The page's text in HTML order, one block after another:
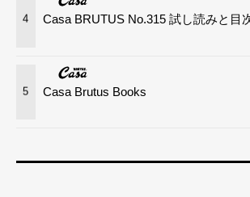
4 Casa BRUTUS No.315 試し読みと目
5 Casa Brutus Books